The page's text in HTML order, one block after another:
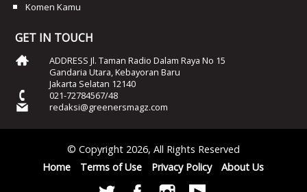
Komen Kamu
GET IN TOUCH
ADDRESS Jl. Taman Radio Dalam Raya No 15
Gandaria Utara, Kebayoran Baru
Jakarta Selatan 12140
021-72784567/48
redaksi@greenersmagz.com
© Copyright 2026, All Rights Reserved
Home
Terms of Use Privacy Policy About Us